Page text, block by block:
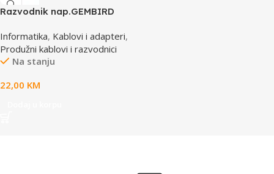
Razvodnik nap.GEMBIRD
prekidač, 1,8M, osigurač,
prenaponska zaštita
Informatika, Kablovi i adapteri,
Produžni kablovi i razvodnici
Na stanju
22,00 KM